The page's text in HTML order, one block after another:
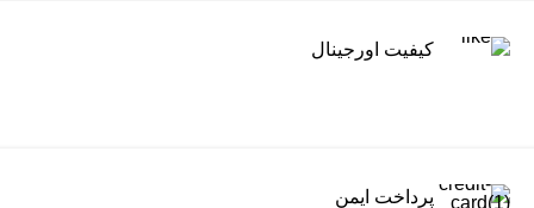
کیفیت اورجینال
پرداخت ایمن